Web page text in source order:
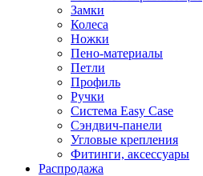
Замки
Колеса
Ножки
Пено-материалы
Петли
Профиль
Ручки
Система Easy Case
Сэндвич-панели
Угловые крепления
Фитинги, аксессуары
Распродажа